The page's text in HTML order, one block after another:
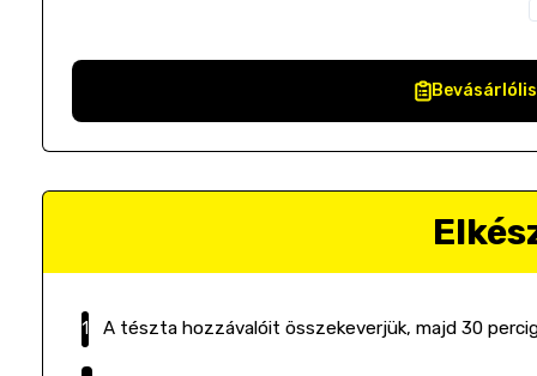
A tészta hozzávalóit összekeverjük, majd 30